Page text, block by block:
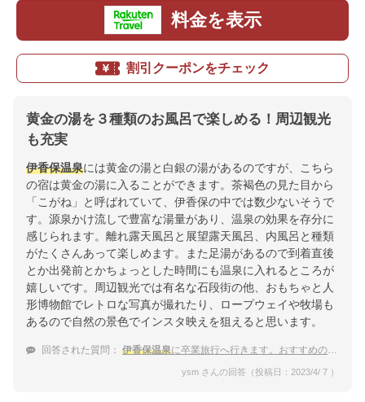
料金を表示
割引クーポンをチェック
黄金の湯を３種類のお風呂で楽しめる！周辺観光
も充実
伊香保温泉には黄金の湯と白銀の湯があるのですが、こちら
の宿は黄金の湯に入ることができます。茶褐色の見た目から
「こがね」と呼ばれていて、伊香保の中では数少ないそうで
す。源泉かけ流しで豊富な湯量があり、温泉の効果を存分に
感じられます。離れ露天風呂と展望露天風呂、内風呂と種類
がたくさんあって楽しめます。また足湯があるので到着直後
とか出発前とかちょっとした時間にも温泉に入れるところが
嬉しいです。周辺観光では有名な石段街の他、おもちゃと人
形博物館でレトロな写真が撮れたり、ロープウェイや牧場も
あるので自然の景色でインスタ映えを狙えると思います。
回答された質問： 伊香保温泉に卒業旅行へ行きます。おすすめの宿と立ち寄りスポットを教えて欲しいです。
ysm さんの回答（投稿日：2023/4/ 7 ）